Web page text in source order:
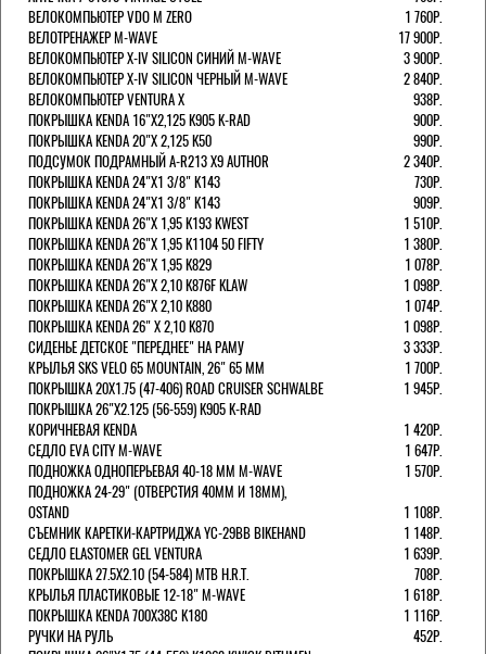
ВЕЛОКОМПЬЮТЕР VDO M ZERO
1 760Р.
ВЕЛОТРЕНАЖЕР M-WAVE
17 900Р.
ВЕЛОКОМПЬЮТЕР X-IV SILICON СИНИЙ M-WAVE
3 900Р.
ВЕЛОКОМПЬЮТЕР X-IV SILICON ЧЕРНЫЙ M-WAVE
2 840Р.
ВЕЛОКОМПЬЮТЕР VENTURA Х
938Р.
ПОКРЫШКА KENDA 16"Х2,125 K905 K-RAD
900Р.
ПОКРЫШКА KENDA 20"Х 2,125 K50
990Р.
ПОДСУМОК ПОДРАМНЫЙ A-R213 X9 AUTHOR
2 340Р.
ПОКРЫШКА KENDA 24"Х1 3/8" K143
730Р.
ПОКРЫШКА KENDA 24"Х1 3/8" K143
909Р.
ПОКРЫШКА KENDA 26"Х 1,95 K193 KWEST
1 510Р.
ПОКРЫШКА KENDA 26"Х 1,95 K1104 50 FIFTY
1 380Р.
ПОКРЫШКА KENDA 26"Х 1,95 K829
1 078Р.
ПОКРЫШКА KENDA 26"Х 2,10 K876F KLAW
1 098Р.
ПОКРЫШКА KENDA 26"Х 2,10 K880
1 074Р.
ПОКРЫШКА KENDA 26" Х 2,10 K870
1 098Р.
СИДЕНЬЕ ДЕТСКОЕ "ПЕРЕДНЕЕ" НА РАМУ
3 333Р.
КРЫЛЬЯ SKS VELO 65 MOUNTAIN, 26" 65 ММ
1 700Р.
ПОКРЫШКА 20X1.75 (47-406) ROAD CRUISER SCHWALBE
1 945Р.
ПОКРЫШКА 26"Х2.125 (56-559) K905 K-RAD
КОРИЧНЕВАЯ KENDA
1 420Р.
СЕДЛО EVA CITY M-WAVE
1 647Р.
ПОДНОЖКА ОДНОПЕРЬЕВАЯ 40-18 ММ M-WAVE
1 570Р.
ПОДНОЖКА 24-29" (ОТВЕРСТИЯ 40ММ И 18ММ),
OSTAND
1 108Р.
СЪЕМНИК КАРЕТКИ-КАРТРИДЖА YC-29BB BIKEHAND
1 148Р.
СЕДЛО ELASTOMER GEL VENTURA
1 639Р.
ПОКРЫШКА 27.5X2.10 (54-584) MTB H.R.T.
708Р.
КРЫЛЬЯ ПЛАСТИКОВЫЕ 12-18" M-WAVE
1 618Р.
ПОКРЫШКА KENDA 700Х38С K180
1 116Р.
РУЧКИ НА РУЛЬ
452Р.